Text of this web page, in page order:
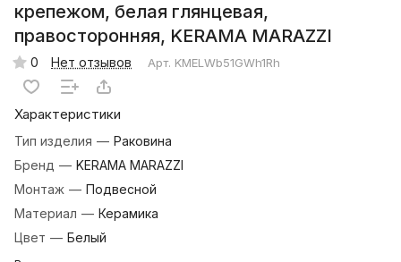
крепежом, белая глянцевая,
правосторонняя, KERAMA MARAZZI
0 Нет отзывов Арт. KMELWb51GWh1Rh
Характеристики
Тип изделия — Раковина
Бренд — KERAMA MARAZZI
Монтаж — Подвесной
Материал — Керамика
Цвет — Белый